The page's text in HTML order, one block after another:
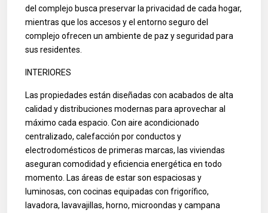
del complejo busca preservar la privacidad de cada hogar,
mientras que los accesos y el entorno seguro del
complejo ofrecen un ambiente de paz y seguridad para
sus residentes.
INTERIORES
Las propiedades están diseñadas con acabados de alta
calidad y distribuciones modernas para aprovechar al
máximo cada espacio. Con aire acondicionado
centralizado, calefacción por conductos y
electrodomésticos de primeras marcas, las viviendas
aseguran comodidad y eficiencia energética en todo
momento. Las áreas de estar son espaciosas y
luminosas, con cocinas equipadas con frigorífico,
lavadora, lavavajillas, horno, microondas y campana